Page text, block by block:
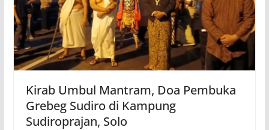
Kirab Umbul Mantram, Doa Pembuka
Grebeg Sudiro di Kampung
Sudiroprajan, Solo